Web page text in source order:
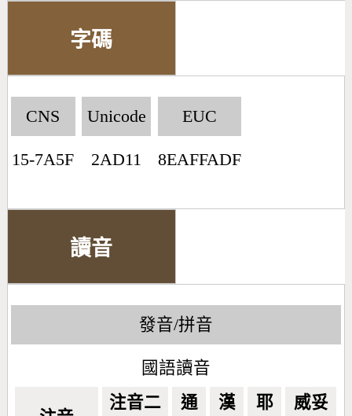
字碼
CNS
15-7A5F
Unicode
2AD11
EUC
8EAFFADF
讀音
發音/拼音
國語讀音
注音二 通 漢 耶 威妥